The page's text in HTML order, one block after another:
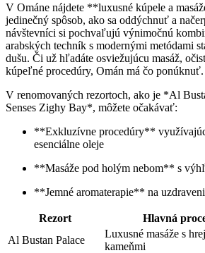
V Ománe nájdete **luxusné kúpele a
jedinečný spôsob, ako sa oddýchnuť a
návštevníci si pochvaľujú výnimočnú
arabských techník s modernými metódami
dušu. Či už hľadáte osviežujúcu masáž,
kúpeľné procedúry, Omán má čo ponúknuť.
V renomovaných rezortoch, ako je *Al
Senses Zighy Bay*, môžete očakávať:
**Exkluzívne procedúry**
esenciálne oleje
**Masáže pod holým nebom** s
**Jemné aromaterapie** na
Rezort Hlavná
Al Bustan Palace
Luxusné masáže s
kameňmi